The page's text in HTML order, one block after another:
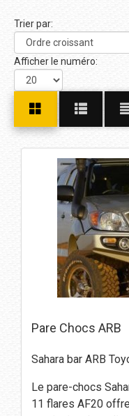
Trier par:
Afficher le numéro:
Pare Chocs ARB
Sahara bar ARB
Le pare-chocs
11 flares AF20